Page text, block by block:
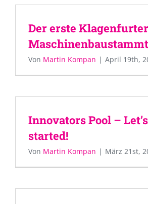
Der erste Klagenfurter
Von Martin Kompan | April 19th,
Innovators Pool –
started!
Von Martin Kompan | März 21st,